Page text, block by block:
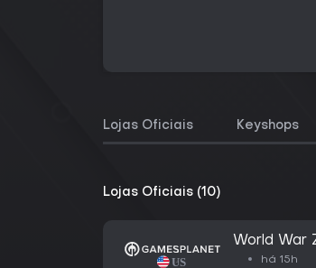
Lojas Oficiais Keyshops
Lojas Oficiais (10)
World War
há 15h